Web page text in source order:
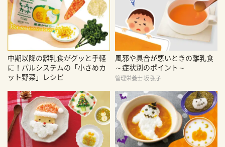
中期以降の離乳食がグッと手軽
に！パルシステムの「小さめカ
ット野菜」レシピ
風邪や具合が悪いときの離乳食
～症状別のポイント～
管理栄養士 坂 弘子